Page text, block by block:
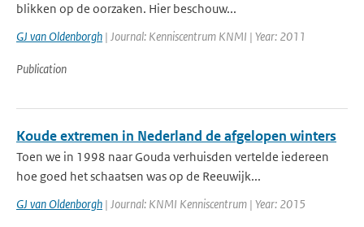
blikken op de oorzaken. Hier beschouw...
GJ van Oldenborgh | Journal: Kenniscentrum KNMI | Year: 2011
Publication
Koude extremen in Nederland de afgelopen winters
Toen we in 1998 naar Gouda verhuisden vertelde iedereen
hoe goed het schaatsen was op de Reeuwijk...
GJ van Oldenborgh | Journal: KNMI Kenniscentrum | Year: 2015